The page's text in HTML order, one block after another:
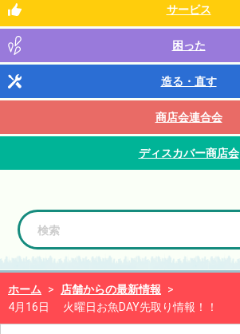
サービス
困った
造る・直す
商店会連合会
ディスカバー商店会
ホーム > 店舗からの最新情報
>
4月16日 火曜日お魚DAY先取り情報！！